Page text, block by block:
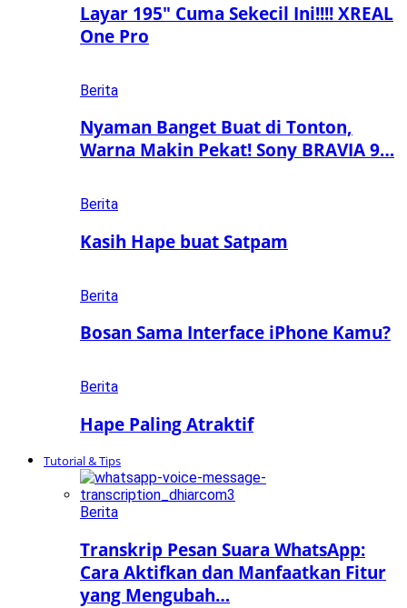
Layar 195″ Cuma Sekecil Ini!!!! XREAL
One Pro
Berita
Nyaman Banget Buat di Tonton,
Warna Makin Pekat! Sony BRAVIA 9…
Berita
Kasih Hape buat Satpam
Berita
Bosan Sama Interface iPhone Kamu?
Berita
Hape Paling Atraktif
Tutorial & Tips
Berita
Transkrip Pesan Suara WhatsApp:
Cara Aktifkan dan Manfaatkan Fitur
yang Mengubah…